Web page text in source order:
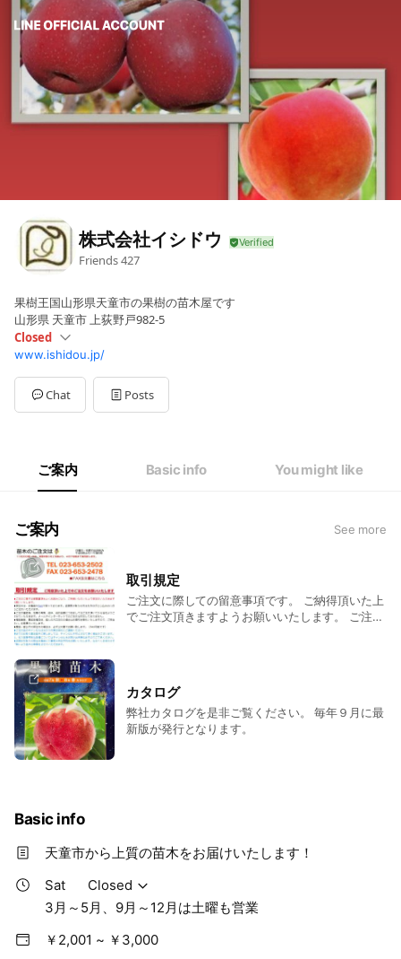
株式会社イシドウ
Friends427
果樹王国山形県天童市の果樹の苗木屋です
山形県 天童市 上荻野戸982-5
Closed
SunClosed
Mon08:00 - 17:00
Tue08:00 - 17:00
Wed08:00 - 17:00
Closed
3月～5月、9月～12月は土曜も営業
www.ishidou.jp/
Chat Posts
ご案内 Basic info You might like
ご案内 See more
取引規定
ご注文に際しての留意事項です。 ご納得頂いた上
でご注文頂きますようお願いいたします。 ご注文
カタログ
弊社カタログを是非ご覧ください。 毎年９月に最
新版が発行となります。
Basic info
天童市から上質の苗木をお届けいたします！
Sat
Closed
3月～5月、9月～12月は土曜も営業
￥2,001 ~ ￥3,000